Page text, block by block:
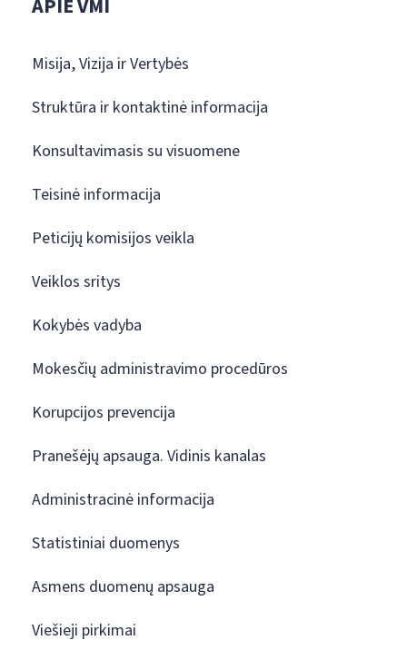
APIE VMI
Misija, Vizija ir Vertybės
Struktūra ir kontaktinė informacija
Konsultavimasis su visuomene
Teisinė informacija
Peticijų komisijos veikla
Veiklos sritys
Kokybės vadyba
Mokesčių administravimo procedūros
Korupcijos prevencija
Pranešėjų apsauga. Vidinis kanalas
Administracinė informacija
Statistiniai duomenys
Asmens duomenų apsauga
Viešieji pirkimai